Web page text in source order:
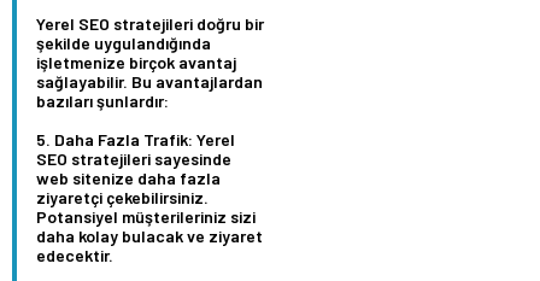
Yerel SEO stratejileri doğru bir
şekilde uygulandığında
işletmenize birçok avantaj
sağlayabilir. Bu avantajlardan
bazıları şunlardır:
Daha Fazla Trafik: Yerel
SEO stratejileri sayesinde
web sitenize daha fazla
ziyaretçi çekebilirsiniz.
Potansiyel müşterileriniz sizi
daha kolay bulacak ve ziyaret
edecektir.